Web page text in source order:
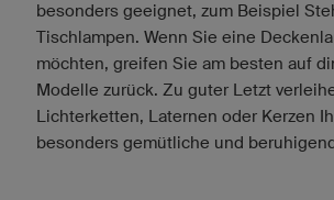
besonders geeignet, zum Beispiel
Tischlampen. Wenn Sie eine
möchten, greifen Sie am besten auf
Modelle zurück. Zu guter Letzt
Lichterketten, Laternen oder Kerzen
besonders gemütliche und